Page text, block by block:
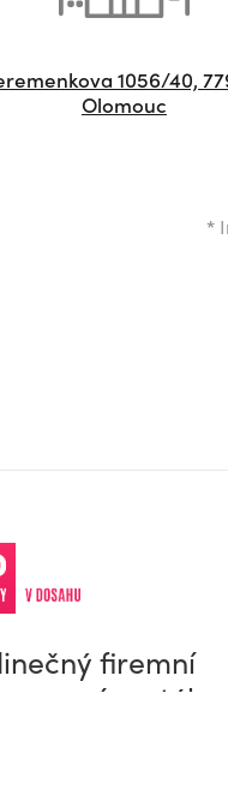
1056/40,
Olomouc
*
firemní
portál